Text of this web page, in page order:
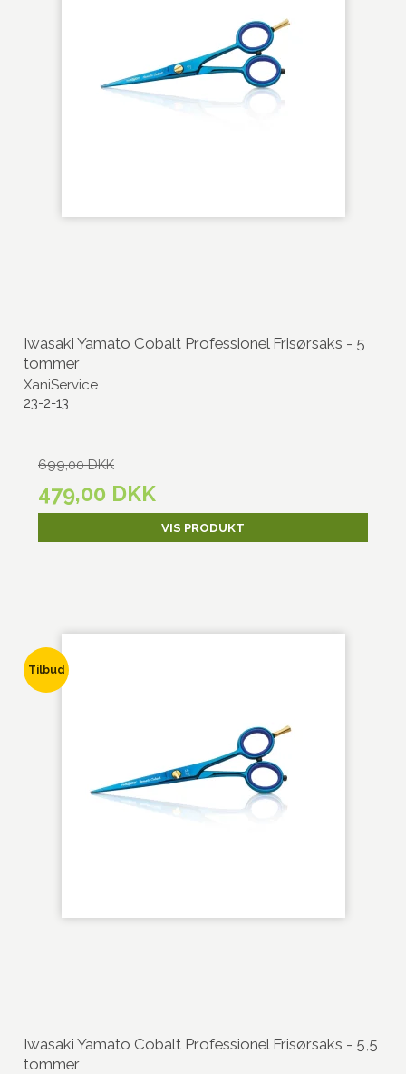
Iwasaki Yamato Cobalt Professionel Frisørsaks - 5
tommer
XaniService
23-2-13
699,00 DKK
479,00 DKK
VIS PRODUKT
Tilbud
Iwasaki Yamato Cobalt Professionel Frisørsaks - 5,5
tommer